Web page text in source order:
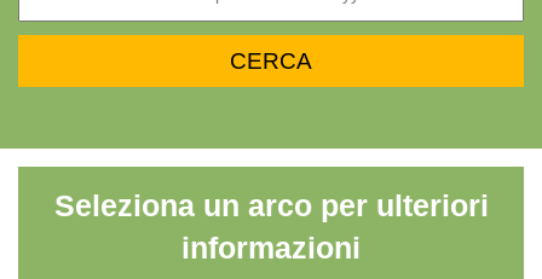
Seleziona un arco per ulteriori
informazioni